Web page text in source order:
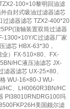
100×10黎明回油滤
自封式吸油过滤器滤芯
滤器滤芯 TZX2-400*20
顶轴装置双筒过滤器
1300×10Y/C过滤器厂家
滤芯 HBX-63*30，
）FX-510×80、FX-
HC液压油滤芯 JX-
器滤芯 UX-25×80、
WU-16×80-J WU-
HC、LH0060R3BN/HC
PI38010RNDRG100玛
美国颇尔滤